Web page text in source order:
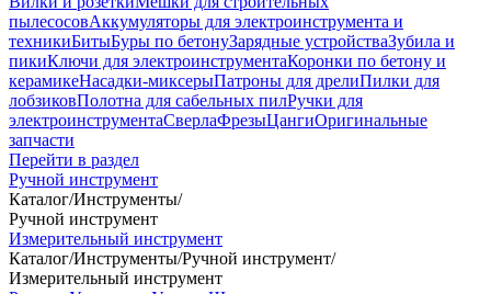
пылесосовАккумуляторы для электроинструмента и
техникиБитыБуры по бетонуЗарядные устройстваЗубила и
пикиКлючи для электроинструментаКоронки по бетону и
керамикеНасадки-миксерыПатроны для дрелиПилки для
лобзиковПолотна для сабельных пилРучки для
электроинструментаСверлаФрезыЦангиОригинальные
запчасти
Перейти в раздел
Ручной инструмент
Каталог/Инструменты/
Ручной инструмент
Измерительный инструмент
Каталог/Инструменты/Ручной инструмент/
Измерительный инструмент